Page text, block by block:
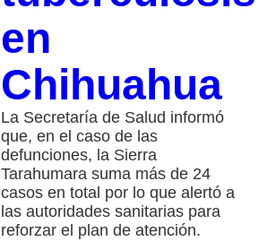
en
Chihuahua
La Secretaría de Salud informó
que, en el caso de las
defunciones, la Sierra
Tarahumara suma más de 24
casos en total por lo que alertó a
las autoridades sanitarias para
reforzar el plan de atención.